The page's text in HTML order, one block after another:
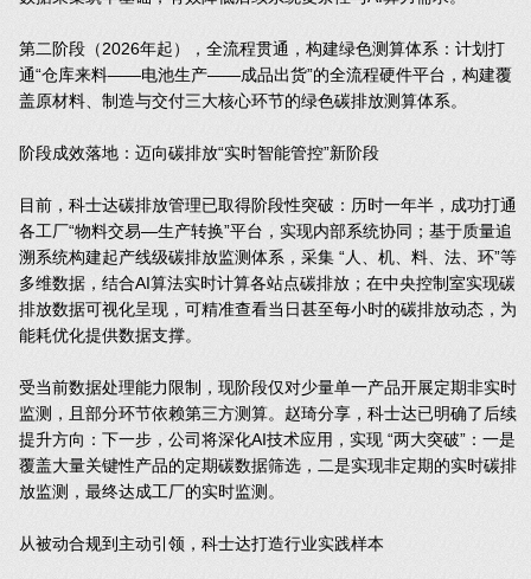
第二阶段（2026年起），全流程贯通，构建绿色测算体系：计划打
通“仓库来料——电池生产——成品出货”的全流程硬件平台，构建覆
盖原材料、制造与交付三大核心环节的绿色碳排放测算体系。
阶段成效落地：迈向碳排放“实时智能管控”新阶段
目前，科士达碳排放管理已取得阶段性突破：历时一年半，成功打通
各工厂“物料交易—生产转换”平台，实现内部系统协同；基于质量追
溯系统构建起产线级碳排放监测体系，采集 “人、机、料、法、环”等
多维数据，结合AI算法实时计算各站点碳排放；在中央控制室实现碳
排放数据可视化呈现，可精准查看当日甚至每小时的碳排放动态，为
能耗优化提供数据支撑。
受当前数据处理能力限制，现阶段仅对少量单一产品开展定期非实时
监测，且部分环节依赖第三方测算。赵琦分享，科士达已明确了后续
提升方向：下一步，公司将深化AI技术应用，实现 “两大突破”：一是
覆盖大量关键性产品的定期碳数据筛选，二是实现非定期的实时碳排
放监测，最终达成工厂的实时监测。
从被动合规到主动引领，科士达打造行业实践样本